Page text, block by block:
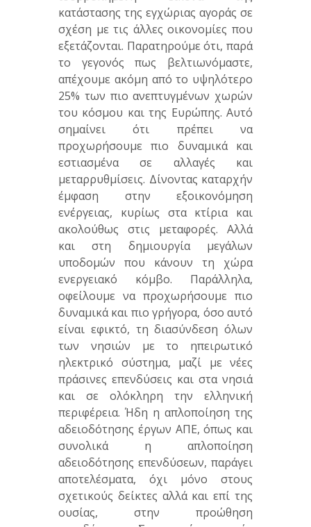
κατάστασης της εγχώριας αγοράς σε
σχέση με τις άλλες οικονομίες που
εξετάζονται. Παρατηρούμε ότι, παρά
το γεγονός πως βελτιωνόμαστε,
απέχουμε ακόμη από το υψηλότερο
25% των πιο ανεπτυγμένων χωρών
του κόσμου και της Ευρώπης. Αυτό
σημαίνει ότι πρέπει να
προχωρήσουμε πιο δυναμικά και
εστιασμένα σε αλλαγές και
μεταρρυθμίσεις. Δίνοντας καταρχήν
έμφαση στην εξοικονόμηση
ενέργειας, κυρίως στα κτίρια και
ακολούθως στις μεταφορές. Αλλά
και στη δημιουργία μεγάλων
υποδομών που κάνουν τη χώρα
ενεργειακό κόμβο. Παράλληλα,
οφείλουμε να προχωρήσουμε πιο
δυναμικά και πιο γρήγορα, όσο αυτό
είναι εφικτό, τη διασύνδεση όλων
των νησιών με το ηπειρωτικό
ηλεκτρικό σύστημα, μαζί με νέες
πράσινες επενδύσεις και στα νησιά
και σε ολόκληρη την ελληνική
περιφέρεια. Ήδη η απλοποίηση της
αδειοδότησης έργων ΑΠΕ, όπως και
συνολικά η απλοποίηση
αδειοδότησης επενδύσεων, παράγει
αποτελέσματα, όχι μόνο στους
σχετικούς δείκτες αλλά και επί της
ουσίας, στην προώθηση